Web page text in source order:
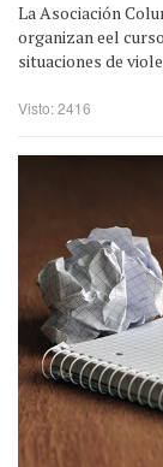
La Asociación
organizan eel
situaciones de
Visto: 2416